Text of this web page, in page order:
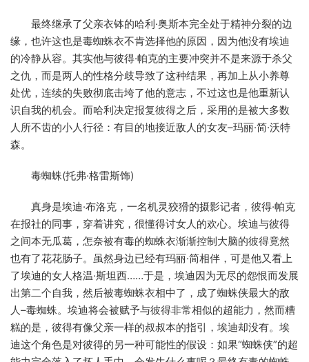
最终继承了父亲衣钵的哈利·奥斯本完全处于精神分裂的边
缘，也许这也是毒蜘蛛衣不肯选择他的原因，因为他没有埃迪
的冷静从容。其实他与彼得·帕克的主要冲突并不是来源于杀父
之仇，而是两人的性格分歧导致了这种结果，再加上从小养尊
处优，连续的失败彻底击垮了他的意志，不过这也是他重新认
识自我的机会。而哈利决定报复彼得之后，采用的是被大多数
人所不齿的小人行径：有目的地接近敌人的女友–玛丽·简·沃特
森。
毒蜘蛛(托弗·格雷斯饰)
真身是埃迪·布洛克，一名机灵狡猾的摄影记者，彼得·帕克
在报社的同事，穿着讲究，很懂得讨女人的欢心。埃迪与彼得
之间本无瓜葛，怎奈被有毒的蜘蛛衣渐渐控制大脑的彼得竟然
也有了花花肠子。虽然身边已经有玛丽·简相伴，可是他又看上
了埃迪的女人格温·斯坦西……于是，埃迪因为无尽的怨恨而发展
出第二个自我，然后被毒蜘蛛衣相中了，成了蜘蛛侠最大的敌
人–毒蜘蛛。埃迪将会被赋予与彼得非常相似的超能力，然而糟
糕的是，彼得有像父亲一样的叔叔本的指引，埃迪却没有。埃
迪这个角色是对彼得的另一种可能性的假设：如果“蜘蛛侠”的超